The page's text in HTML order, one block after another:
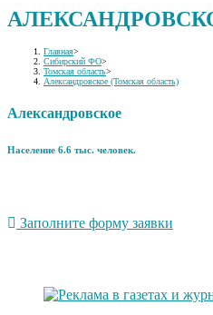
Главная>
Сибирский ФО>
Томская область>
Александровское (Томская область)
Александровское
Население 6.6 тыс. человек.
Заполните форму заявки